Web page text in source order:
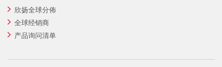
欣扬全球分佈
全球经销商
产品询问清单